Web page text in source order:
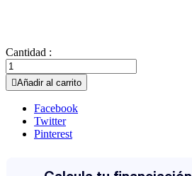
Cantidad :
Añadir al carrito
Facebook
Twitter
Pinterest